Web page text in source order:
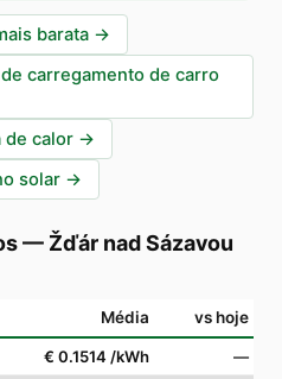
barata →
carregamento de carro
de calor →
solar →
— Žďár nad Sázavou
Média vs hoje
€ 0.1514 /kWh
—